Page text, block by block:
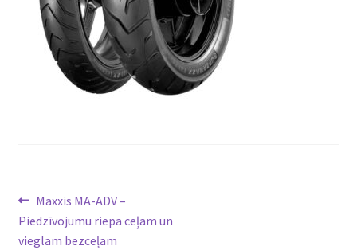
Ziņu
izvēlne
Previous
post:
Maxxis MA-ADV –
Piedzīvojumu riepa ceļam un
vieglam bezceļam